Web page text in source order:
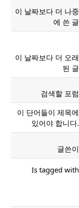
이 날짜보다 더 나중
에 쓴 글
이 날짜보다 더 오래
된 글
검색할 포럼
이 단어들이 제목에
있어야 합니다.
글쓴이
Is tagged with